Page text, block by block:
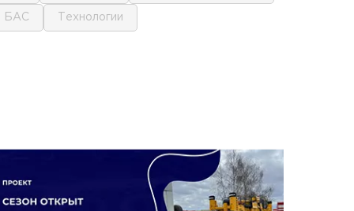
БАС технологии